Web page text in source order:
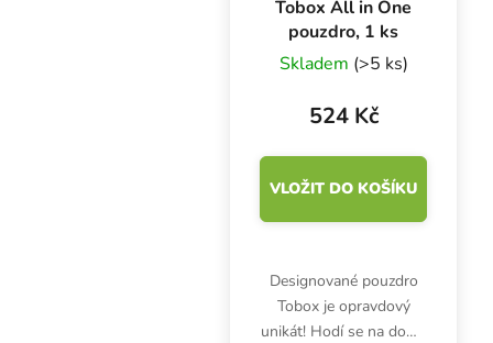
Tobox All in One
pouzdro, 1 ks
Skladem (>5 ks)
524 Kč
VLOŽIT DO KOŠÍKU
Designované pouzdro
Tobox je opravdový
unikát! Hodí se na doma